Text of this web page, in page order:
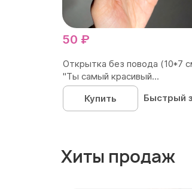
50 ₽
Открытка без повода (10*7
"Ты самый красивый...
Купить
Быстрый
Хиты продаж